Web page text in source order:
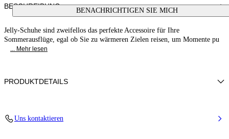
BENACHRICHTIGEN SIE MICH
BESCHREIBUNG
Jelly-Schuhe sind zweifellos das perfekte Accessoire für Ihre
Sommerausflüge, egal ob Sie zu wärmeren Zielen reisen, um Momente pu
... Mehr lesen
PRODUKTDETAILS
Uns kontaktieren